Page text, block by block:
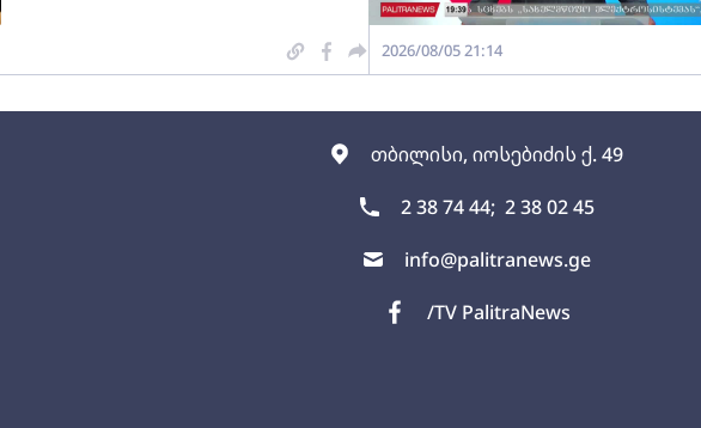
თბილისი, იოსებიძის ქ. 49
2 38 74 44; 2 38 02 45
info@palitranews.ge
/TV PalitraNews
2026/08/05 21:14